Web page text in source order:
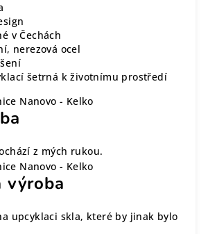
v Čechách
nerezová ocel
šetrná k životnímu prostředí
z mých rukou.
výroba
upcyklaci skla, které by jinak bylo